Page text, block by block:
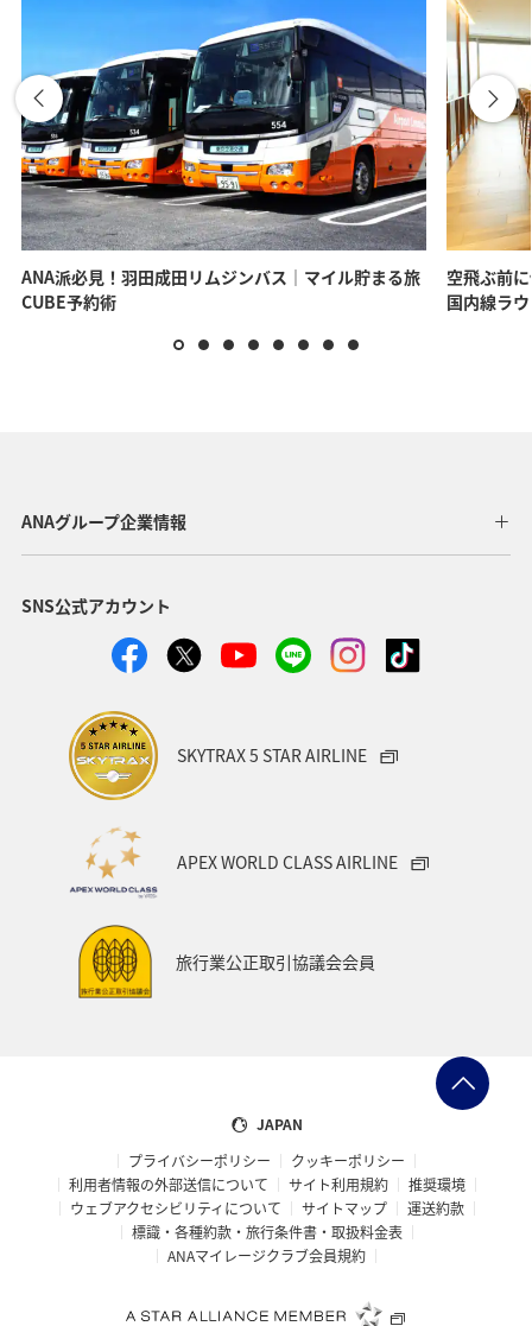
ANA派必見！羽田成田リムジンバス｜マイル貯まる旅
CUBE予約術
空飛ぶ前
国内線ラ
ANAグループ企業情報
SNS公式アカウント
SKYTRAX 5 STAR AIRLINE
APEX WORLD CLASS AIRLINE
旅行業公正取引協議会会員
JAPAN
プライバシーポリシー
クッキーポリシー
利用者情報の外部送信について
サイト利用規約
推奨環境
ウェブアクセシビリティについて
サイトマップ
運送約款
標識・各種約款・旅行条件書・取扱料金表
ANAマイレージクラブ会員規約